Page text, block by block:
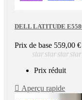
DELL LATITUDE
Prix de base 559,00 €
starstarstarstar
Prix réduit
 Aperçu rapide